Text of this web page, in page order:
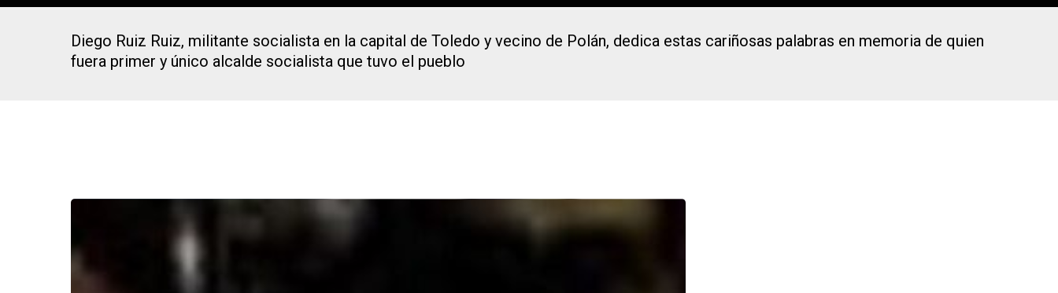
Diego Ruiz Ruiz, militante socialista en la capital de Toledo y vecino de Polán, dedica estas cariñosas palabras en memoria de quien
fuera primer y único alcalde socialista que tuvo el pueblo